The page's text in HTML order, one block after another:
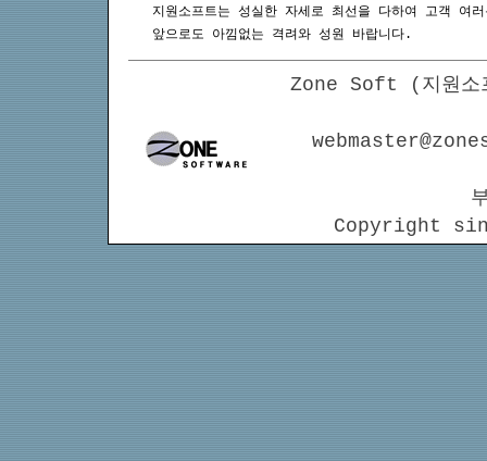
지원소프트는 성실한 자세로 최선을 다하여 고객 여
앞으로도 아낌없는 격려와 성원 바랍니다.
Zone Soft (지원
Copyright